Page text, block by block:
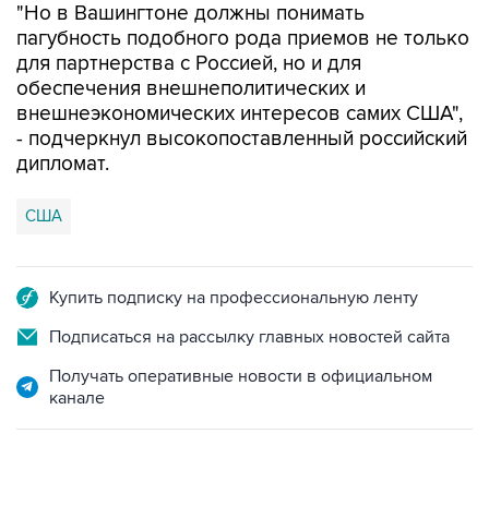
"Но в Вашингтоне должны понимать
пагубность подобного рода приемов не только
для партнерства с Россией, но и для
обеспечения внешнеполитических и
внешнеэкономических интересов самих США",
- подчеркнул высокопоставленный российский
дипломат.
США
Купить подписку на профессиональную ленту
Подписаться на рассылку главных новостей сайта
Получать оперативные новости в официальном
канале